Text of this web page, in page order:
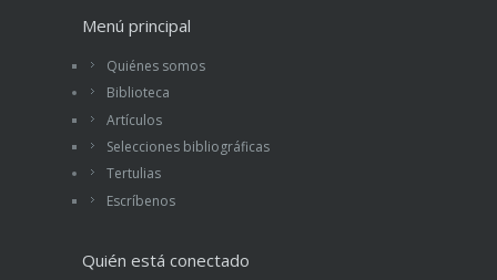
Menú principal
Quiénes somos
Biblioteca
Artículos
Selecciones bibliográficas
Tertulias
Escríbenos
Quién está conectado